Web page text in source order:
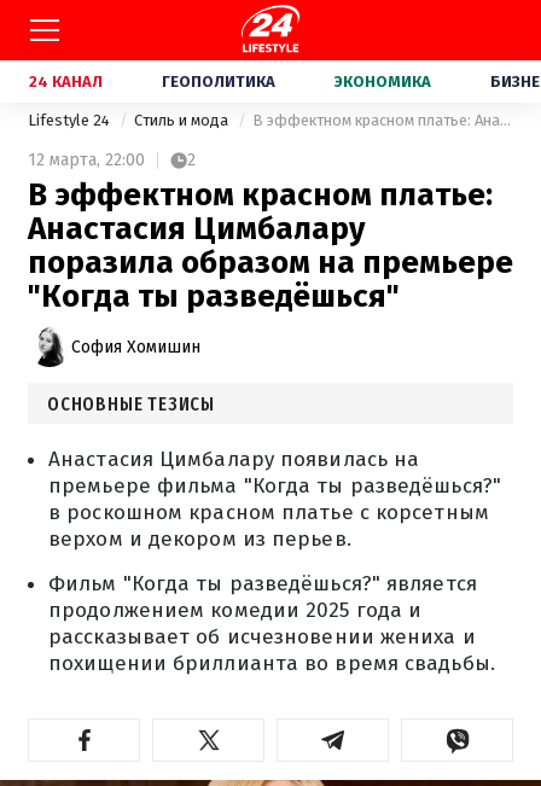
24 КАНАЛ ГЕОПОЛИТИКА ЭКОНОМИКА
Lifestyle 24 Стиль и мода В эффектном красном платье: Анастасия Цимбалару поразила образом на премьере "Когда ты разведёшься"
12 марта, 22:00 2
В эффектном красном платье:
Анастасия Цимбалару
поразила образом на премьере
"Когда ты разведёшься"
София Хомишин
ОСНОВНЫЕ ТЕЗИСЫ
Анастасия Цимбалару появилась на
премьере фильма "Когда ты разведёшься?"
в роскошном красном платье с корсетным
верхом и декором из перьев.
Фильм "Когда ты разведёшься?" является
продолжением комедии 2025 года и
рассказывает об исчезновении жениха и
похищении бриллианта во время свадьбы.